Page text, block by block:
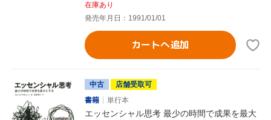
在庫あり
発売年月日：1991/01/01
カートへ追加
中古
店舗受取可
書籍
単行本
エッセンシャル思考 最少の時間で成果を最大